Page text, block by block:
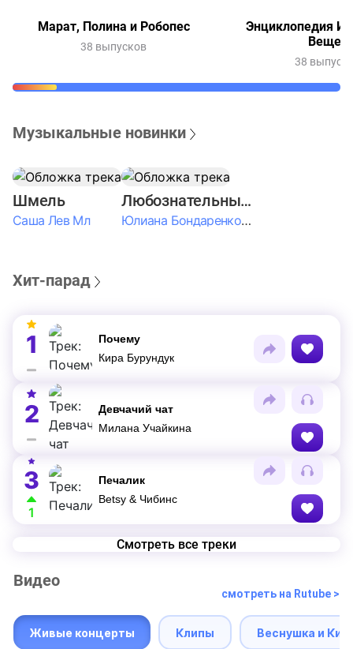
Марат, Полина и Робопес
38 выпусков
Энциклопедия
Вещей
38
Музыкальные новинки
Шмель
Саша Лев Мл
Любознательные Дети
Юлиана Бондаренко & Амелия Колпакова & Егор Егоров & Валерия Шевченко & Ксюша Косичкина
Хит-парад
1
Почему
Кира Бурундук
2
Девчачий чат
Милана Учайкина
3
1
Печалик
Betsy & Чибинс
Смотреть все треки
Видео
смотреть на Rutube >
Живые концерты Клипы Веснушка и